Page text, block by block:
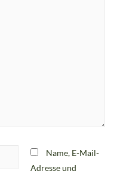
Name, E-Mail-
Adresse und